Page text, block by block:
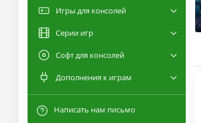
Игры для консолей
Серии игр
Софт для консолей
Дополнения к играм
Написать нам письмо
(2026) PC ПИРАТКА
[RUS|ENG] (2026) PC